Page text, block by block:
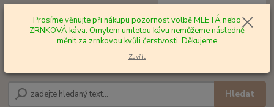
Hledat
+420 602 577 209 za0,00 Kč
Prosíme věnujte při nákupu pozornost volbě MLETÁ nebo
ZRNKOVÁ káva. Omylem umletou kávu nemůžeme následně
měnit za zrnkovou kvůli čerstvosti. Děkujeme
Zavřít